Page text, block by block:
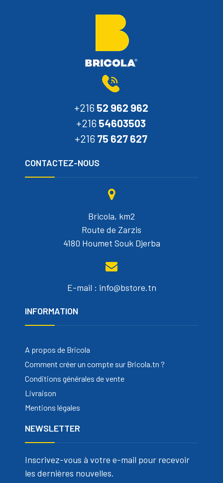
+216 52 962 962
+216 54603503
+216 75 627 627
CONTACTEZ-NOUS
Bricola, km2
Route de Zarzis
4180 Houmet Souk Djerba
E-mail : info@bstore.tn
INFORMATION
A propos de Bricola
Comment créer un compte sur Bricola.tn ?
Conditions générales de vente
Livraison
Mentions légales
NEWSLETTER
Inscrivez-vous à votre e-mail pour recevoir
les dernières nouvelles.